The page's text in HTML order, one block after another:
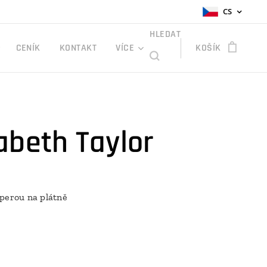
CS
CENÍK KONTAKT VÍCE
HLEDAT
KOŠÍK
Taylor
na plátně